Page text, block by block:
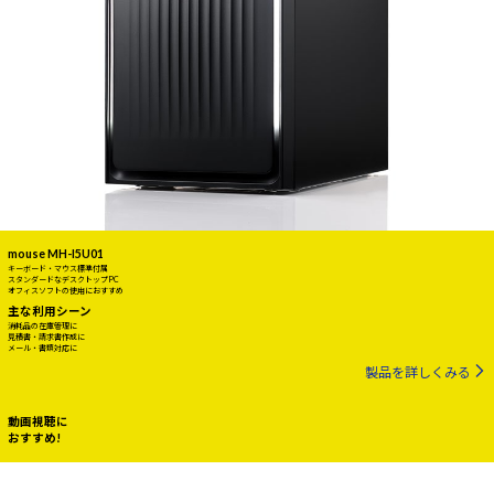
mouse MH-I5U01
キーボード・マウス標準付属
スタンダードなデスクトップPC
オフィスソフトの使用におすすめ
主な利用シーン
消耗品の在庫管理に
見積書・請求書作成に
メール・書類対応に
製品を詳しくみる
動画視聴に
おすすめ!